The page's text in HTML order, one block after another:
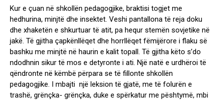
Kur e çuan në shkollën pedagogjike, braktisi togjet me
hedhurina, minjtë dhe insektet. Veshi pantallona të reja doku
dhe xhaketën e shkurtuar të atit, pa hequr stemën sovjetike në
jakë. Të gjitha çapkënllëqet dhe horrllëqet fëmijërore i flaku së
bashku me minjtë në haurin e kalit topall. Të gjitha këto s’do
ndodhnin sikur të mos e detyronte i ati. Një natë e urdhëroi të
qëndronte në këmbë përpara se të fillonte shkollën
pedagogjike. I mbajti një leksion të gjatë, me të folurën e
trashë, grënçka- grënçka, duke e spërkatur me pështymë, mbi